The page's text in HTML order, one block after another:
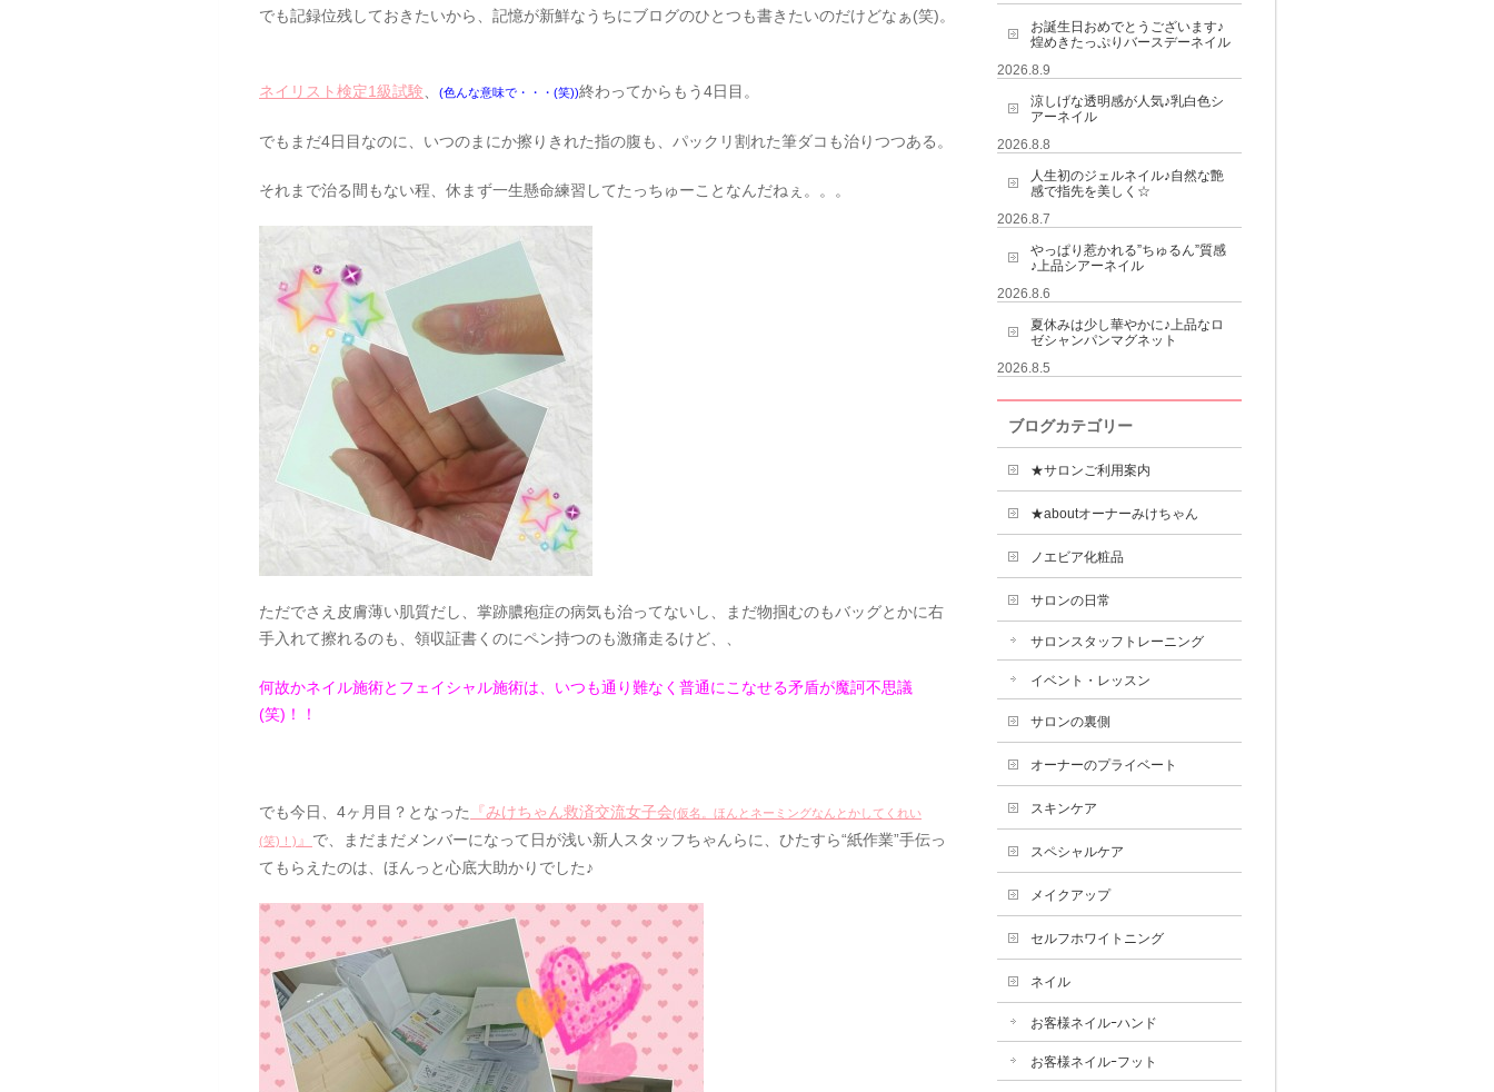
でも記録位残しておきたいから、記憶が新鮮なうちにブログのひとつも書きたいのだけどなぁ(笑)。
ネイリスト検定1級試験 (色んな意味で・・・(笑))終わってからもう4日目。
でもまだ4日目なのに、いつのまにか擦りきれた指の腹も、パックリ割れた筆ダコも治りつつある。
それまで治る間もない程、休まず一生懸命練習してたっちゅーことなんだねぇ。。。
ただでさえ皮膚薄い肌質だし、掌跡膿疱症の病気も治ってないし、まだ物掴むのもバッグとかに右
手入れて擦れるのも、領収証書くのにペン持つのも激痛走るけど、、
何故かネイル施術とフェイシャル施術は、いつも通り難なく普通にこなせる矛盾が魔訶不思議
(笑)！！
でも今日、4ヶ月目？となった 『みけちゃん救済交流女子会(仮名。ほんとネーミングなんとかしてくれい
(笑)！) 』 で、まだまだメンバーになって日が浅い新人スタッフちゃんらに、ひたすら“紙作業”手伝っ
てもらえたのは、ほんっと心底大助かりでした♪
お誕生日おめでとうございます♪
煌めきたっぷりバースデーネイル
2026.8.9
涼しげな透明感が人気♪乳白色シ
アーネイル
2026.8.8
人生初のジェルネイル♪自然な艶
感で指先を美しく☆
2026.8.7
やっぱり惹かれる”ちゅるん”質感
♪上品シアーネイル
2026.8.6
夏休みは少し華やかに♪上品なロ
ゼシャンパンマグネット
2026.8.5
ブログカテゴリー
★サロンご利用案内
★aboutオーナーみけちゃん
ノエビア化粧品
サロンの日常
サロンスタッフトレーニング
イベント・レッスン
サロンの裏側
オーナーのプライベート
スキンケア
スペシャルケア
メイクアップ
セルフホワイトニング
ネイル
お客様ネイルｰハンド
お客様ネイルｰフット